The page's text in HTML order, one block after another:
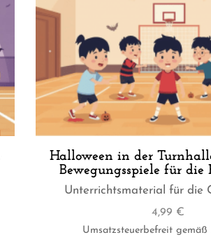
Halloween in der
Bewegungsspiele für die
Unterrichtsmaterial für die
4,99 €
Umsatzsteuerbefreit gemäß